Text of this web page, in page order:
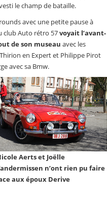
le champ de bataille.
avec une petite pause à
club Auto rétro 57voyait l’avant-
de son museau avec les
en Expert et Philippe Pirot
avec sa Bmw.
Aerts et Joëlle
n’ont rien pu faire
aux époux Derive